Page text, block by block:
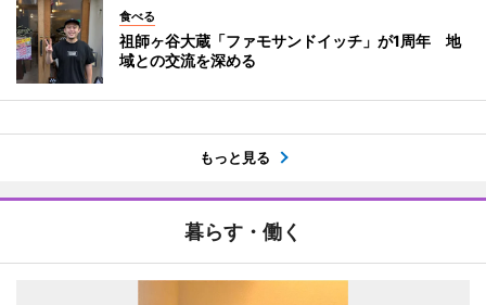
食べる
祖師ヶ谷大蔵「ファモサンドイッチ」が1周年 地
域との交流を深める
もっと見る
暮らす・働く